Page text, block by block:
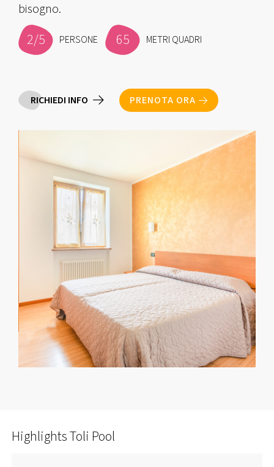
bisogno.
2/5 PERSONE 65 METRI QUADRI
RICHIEDI INFO PRENOTA ORA
Highlights Toli Pool